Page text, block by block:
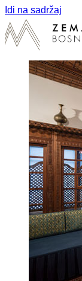
Idi na sadržaj